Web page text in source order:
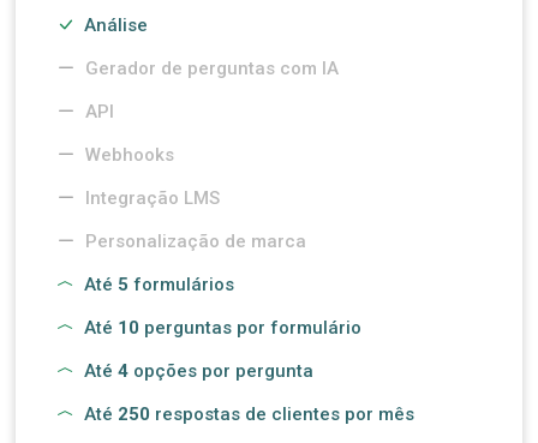
Análise
Gerador de perguntas com IA
API
Webhooks
Integração LMS
Personalização de marca
Até 5 formulários
Até 10 perguntas por formulário
Até 4 opções por pergunta
Até 250 respostas de clientes por mês